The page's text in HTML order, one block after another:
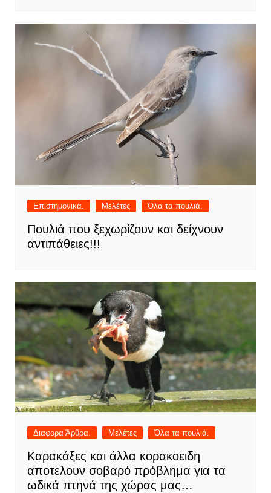
Επιστημονικά. Μελέτες Όλα τα πουλιά.
Πουλιά που ξεχωρίζουν και δείχνουν
αντιπάθειες!!!
Διαφορα Άρθρα. Μελέτες Όλα τα πουλιά.
Καρακάξες και άλλα κορακοειδη
αποτελουν σοβαρό πρόβλημα για τα
ωδικά πτηνά της χώρας μας…